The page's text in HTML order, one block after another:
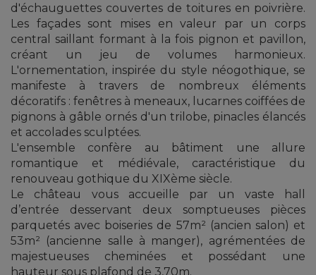
d'échauguettes couvertes de toitures en poivrière.
Les façades sont mises en valeur par un corps
central saillant formant à la fois pignon et pavillon,
créant un jeu de volumes harmonieux.
L'ornementation, inspirée du style néogothique, se
manifeste à travers de nombreux éléments
décoratifs : fenêtres à meneaux, lucarnes coiffées de
pignons à gâble ornés d'un trilobe, pinacles élancés
et accolades sculptées.
L'ensemble confère au bâtiment une allure
romantique et médiévale, caractéristique du
renouveau gothique du XIXème siècle.
Le château vous accueille par un vaste hall
d’entrée desservant deux somptueuses pièces
parquetés avec boiseries de 57m² (ancien salon) et
53m² (ancienne salle à manger), agrémentées de
majestueuses cheminées et possédant une
hauteur sous plafond de 3,70m.